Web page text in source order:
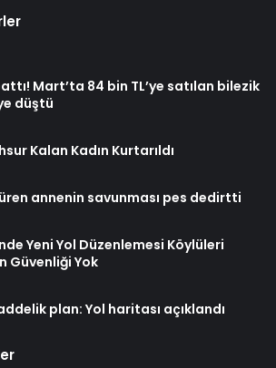
Mart’ta 84 bin TL’ye satılan bilezik
düştü
Kalan Kadın Kurtarıldı
annenin savunması pes dedirtti
Yeni Yol Düzenlemesi Köylüleri
Güvenliği Yok
plan: Yol haritası açıklandı